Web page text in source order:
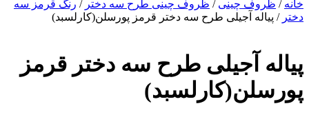
خانه / ظروف چینی / ظروف چینی طرح سه دختر / رنگ قرمز سه
دختر / پیاله آجیلی طرح سه دختر قرمز پورسلن(کارلسبد)
پیاله آجیلی طرح سه دختر قرمز
پورسلن(کارلسبد)